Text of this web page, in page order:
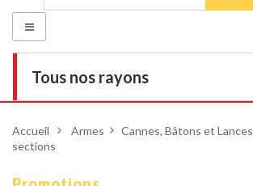
Tous nos rayons
Armes
Basculer
la
navigation
Accueil > Armes > Cannes, Bâtons et Lances
sections